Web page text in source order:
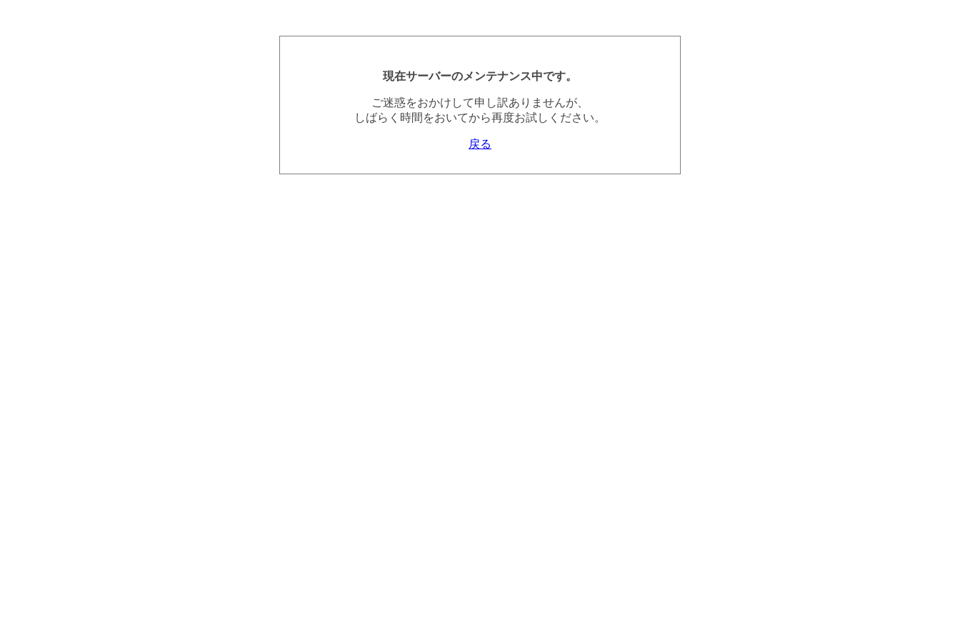
現在サーバーのメンテナンス中です。
ご迷惑をおかけして申し訳ありませんが、
しばらく時間をおいてから再度お試しください。
戻る